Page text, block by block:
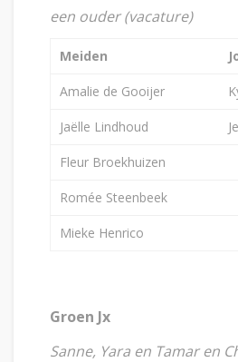
een ouder (vacature)
Meiden
Amalie de Gooijer
Jaëlle Lindhoud
Fleur Broekhuizen
Romée Steenbeek
Mieke Henrico
Groen Jx
Sanne, Yara en Tamar en